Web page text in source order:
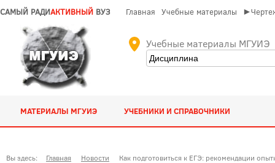
САМЫЙ РАДИАКТИВНЫЙ ВУЗ Главная Учебные материалы
Учебные материалы МГУИЭ
МАТЕРИАЛЫ МГУИЭ УЧЕБНИКИ И СПРАВОЧНИКИ
Вы здесь: Главная Новости Как подготовиться к ЕГЭ: рекомендации